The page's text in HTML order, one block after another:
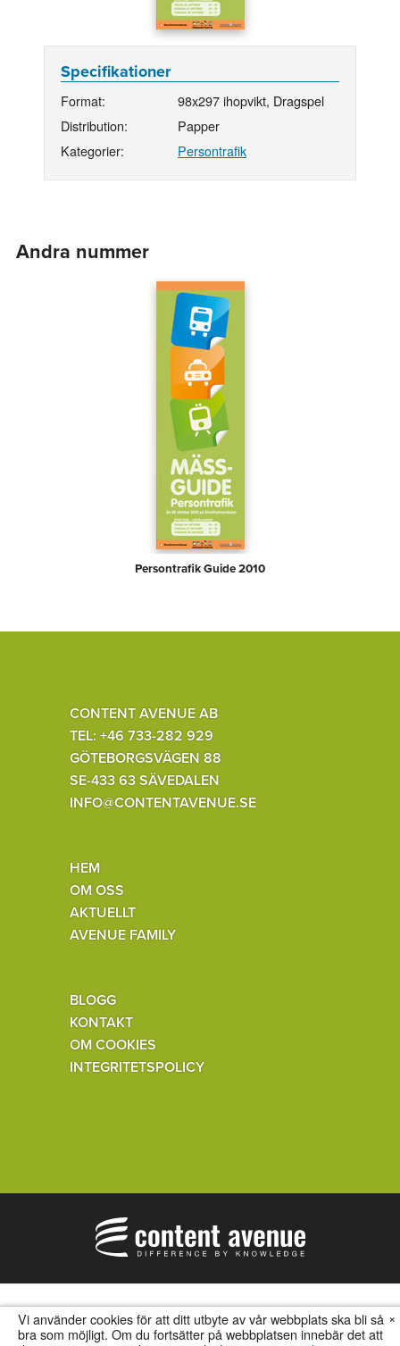
Specifikationer
Format:
98x297 ihopvikt, Dragspel
Distribution:
Papper
Kategorier:
Persontrafik
Andra nummer
Persontrafik Guide 2010
CONTENT AVENUE AB
TEL: +46 733-282 929
GÖTEBORGSVÄGEN 88
SE-433 63 SÄVEDALEN
INFO@CONTENTAVENUE.SE
HEM
OM OSS
AKTUELLT
AVENUE FAMILY
BLOGG
KONTAKT
OM COOKIES
INTEGRITETSPOLICY
×
Vi använder cookies för att ditt utbyte av vår webbplats ska bli så
bra som möjligt. Om du fortsätter på webbplatsen innebär det att